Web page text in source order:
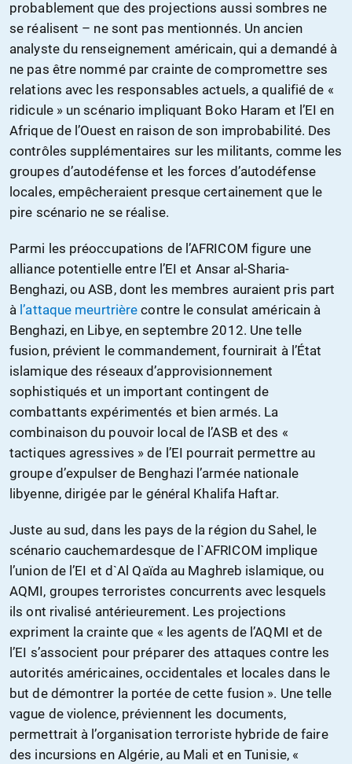
probablement que des projections aussi sombres ne
se réalisent – ne sont pas mentionnés. Un ancien
analyste du renseignement américain, qui a demandé à
ne pas être nommé par crainte de compromettre ses
relations avec les responsables actuels, a qualifié de «
ridicule » un scénario impliquant Boko Haram et l’EI en
Afrique de l’Ouest en raison de son improbabilité. Des
contrôles supplémentaires sur les militants, comme les
groupes d’autodéfense et les forces d’autodéfense
locales, empêcheraient presque certainement que le
pire scénario ne se réalise.
Parmi les préoccupations de l’AFRICOM figure une
alliance potentielle entre l’EI et Ansar al-Sharia-
Benghazi, ou ASB, dont les membres auraient pris part
à l’attaque meurtrière contre le consulat américain à
Benghazi, en Libye, en septembre 2012. Une telle
fusion, prévient le commandement, fournirait à l’État
islamique des réseaux d’approvisionnement
sophistiqués et un important contingent de
combattants expérimentés et bien armés. La
combinaison du pouvoir local de l’ASB et des «
tactiques agressives » de l’EI pourrait permettre au
groupe d’expulser de Benghazi l’armée nationale
libyenne, dirigée par le général Khalifa Haftar.
Juste au sud, dans les pays de la région du Sahel, le
scénario cauchemardesque de l`AFRICOM implique
l’union de l’EI et d`Al Qaïda au Maghreb islamique, ou
AQMI, groupes terroristes concurrents avec lesquels
ils ont rivalisé antérieurement. Les projections
expriment la crainte que « les agents de l’AQMI et de
l’EI s’associent pour préparer des attaques contre les
autorités américaines, occidentales et locales dans le
but de démontrer la portée de cette fusion ». Une telle
vague de violence, préviennent les documents,
permettrait à l’organisation terroriste hybride de faire
des incursions en Algérie, au Mali et en Tunisie, «